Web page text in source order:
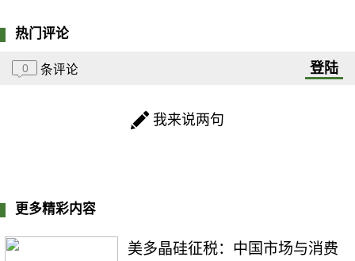
热门评论
0 条评论 登陆
我来说两句
更多精彩内容
美多晶硅征税：中国市场与消费